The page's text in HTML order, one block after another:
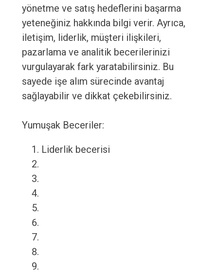
yönetme ve satış hedeflerini başarma
yeteneğiniz hakkında bilgi verir. Ayrıca,
iletişim, liderlik, müşteri ilişkileri,
pazarlama ve analitik becerilerinizi
vurgulayarak fark yaratabilirsiniz. Bu
sayede işe alım sürecinde avantaj
sağlayabilir ve dikkat çekebilirsiniz.
Yumuşak Beceriler:
Liderlik becerisi